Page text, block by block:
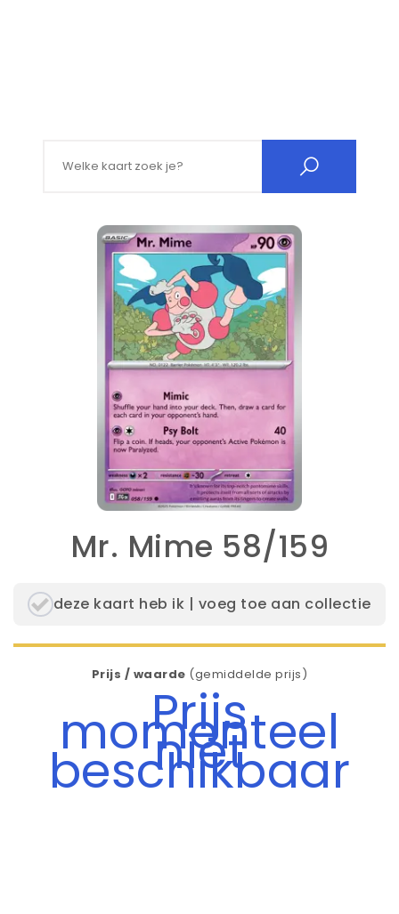
Mr. Mime 58/159
deze kaart heb ik | voeg toe aan collectie
Prijs / waarde (gemiddelde prijs)
Prijs
momenteel
niet
beschikbaar